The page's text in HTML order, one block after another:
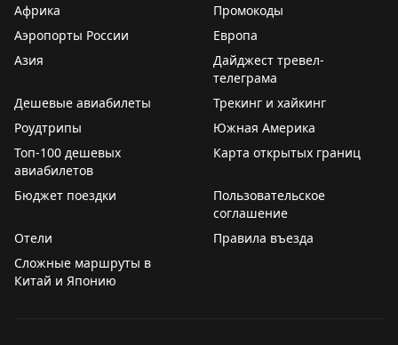
ошибается.
Ну а пока – всем уютного воскресенья. И пусть
никакая серая погода не омрачит его.
ваши ЮЮ.
Африка
Промокоды
Аэропорты России
Европа
Азия
Дайджест тревел-
телеграма
Дешевые авиабилеты
Трекинг и хайкинг
Роудтрипы
Южная Америка
Топ-100 дешевых
авиабилетов
Карта открытых границ
Бюджет поездки
Пользовательское
соглашение
Отели
Правила въезда
Сложные маршруты в
Китай и Японию